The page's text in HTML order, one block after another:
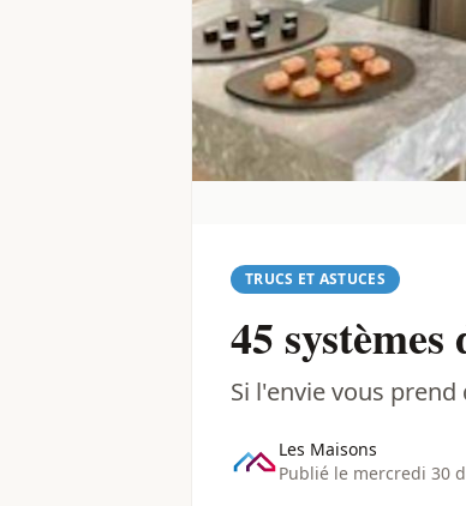
TRUCS ET ASTUCES
45
Si l'envie vous
Les Maisons
Publié le mercredi 30